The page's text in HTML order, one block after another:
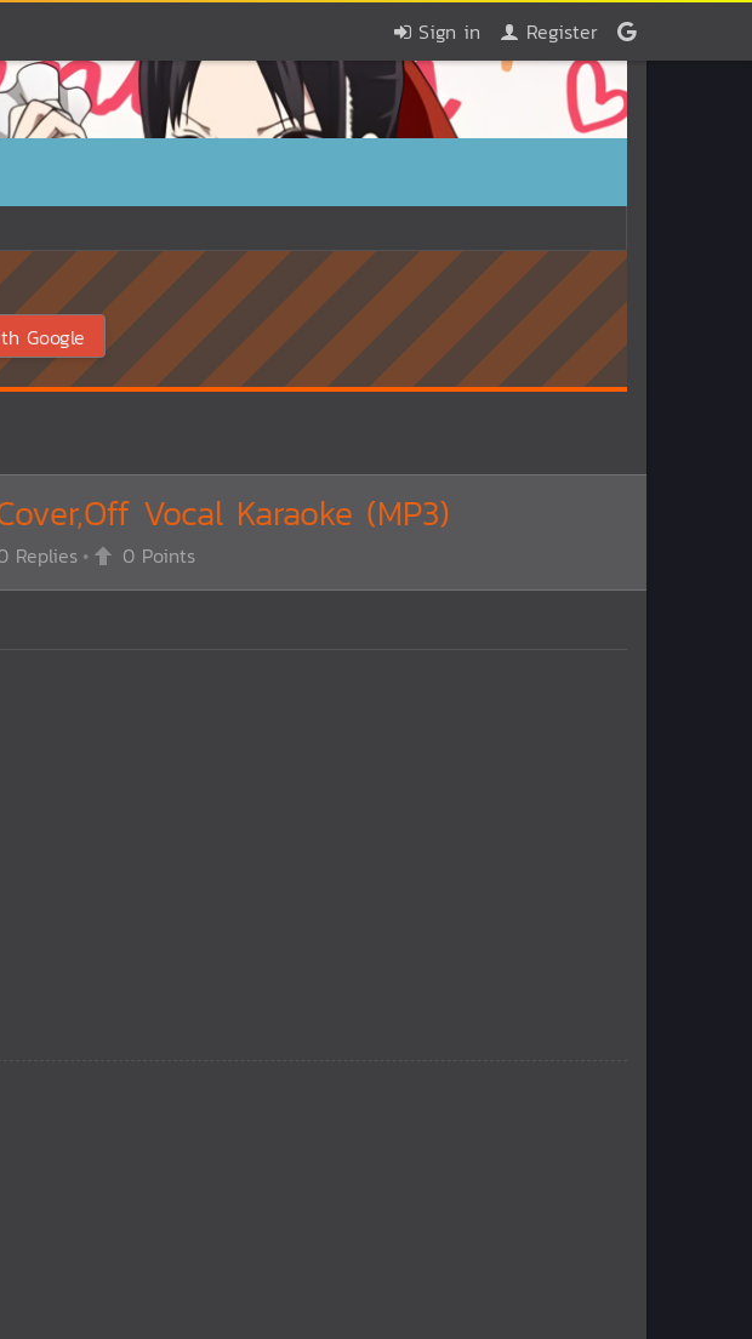
Sign in Register
Google
Vocal Karaoke (MP3)
Replies 0 Points